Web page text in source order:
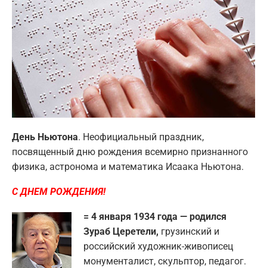
День Ньютона. Неофициальный праздник,
посвященный дню рождения всемирно признанного
физика, астронома и математика Исаака Ньютона.
С ДНЕМ РОЖДЕНИЯ!
= 4 января 1934 года — родился
Зураб Церетели, грузинский и
российский художник-живописец
монументалист, скульптор, педагог.